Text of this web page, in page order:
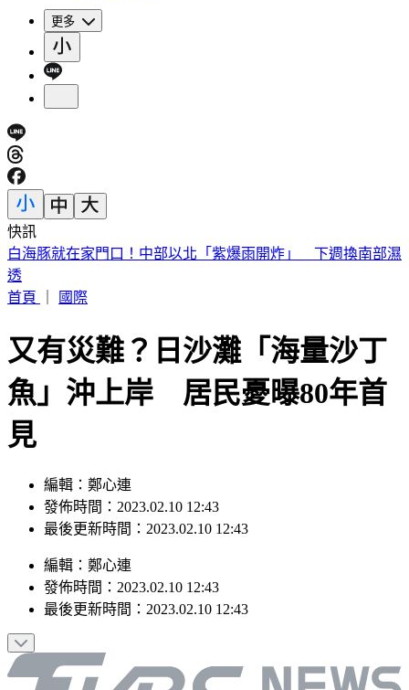
更多
快訊
包租代管龍頭爆掏空7億！兆基集團創辦人李建成收押禁見
首頁
又有災難？日沙灘「海量沙丁
魚」沖上岸 居民憂曝80年首
見
發佈時間：2023.02.10 12:43
最後更新時間：2023.02.10 12:43
發佈時間：2023.02.10 12:43
最後更新時間：2023.02.10 12:43